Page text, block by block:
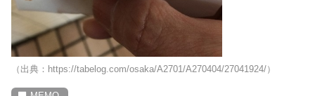
（出典：https://tabelog.com/osaka/A2701/A270404/27041924/）